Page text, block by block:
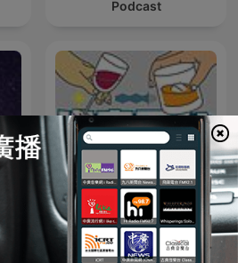
Podcast
法客電台 BY 法律白話文運動
Plain Law Movement